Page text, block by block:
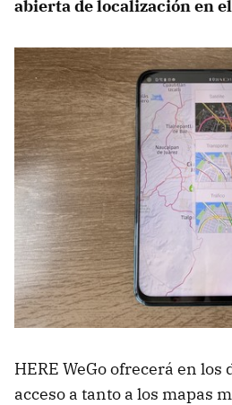
abierta de localización en
HERE WeGo ofrecerá en
acceso a tanto a los mapas